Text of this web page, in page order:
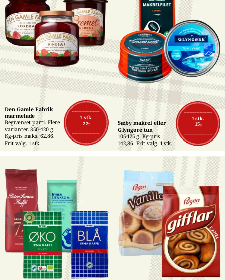
1 stk.
22,-
Den Gamle Fabrik
marmelade
Begrænset parti. Flere
varianter. 350-420 g.
Kg-pris maks. 62,86.
Frit valg. 1 stk.
1 stk.
15,-
Sæby makrel eller
Glyngøre tun
105-125 g. Kg-pris
142,86. Frit valg. 1 stk.